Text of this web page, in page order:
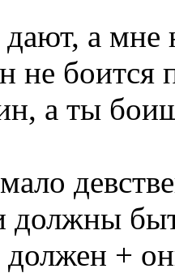
а мне
не боится
а ты
+